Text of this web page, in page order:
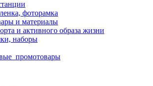
фоторамка
и материалы
и активного образа жизни
наборы